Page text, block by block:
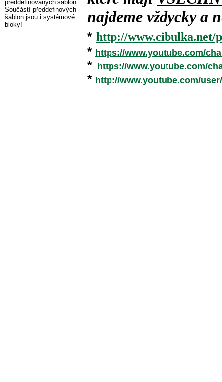
předdefinovaných šablon.
Součástí předdefinových
šablon jsou i systémové
bloky!
najdeme vždycky a
* http://www.cibulka.net/
* https://www.youtube.com/
* https://www.youtube.com/
* http://www.youtube.com/